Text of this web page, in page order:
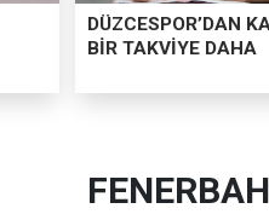
DÜZCESPOR’DAN
BİR TAKVİYE DAHA